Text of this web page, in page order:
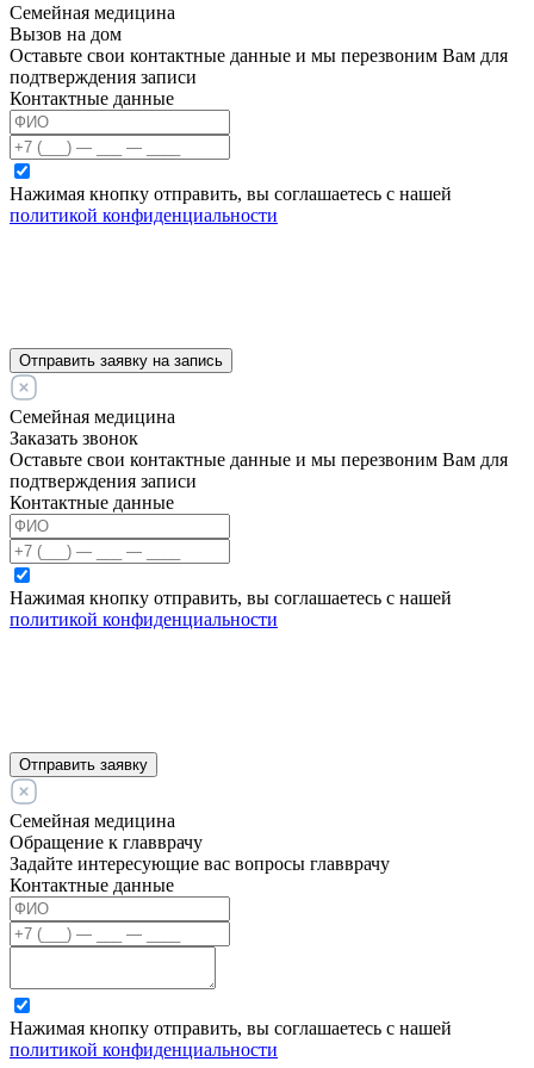
Семейная медицина
Вызов на дом
Оставьте свои контактные данные и мы перезвоним Вам для
подтверждения записи
Контактные данные
Нажимая кнопку отправить, вы соглашаетесь с нашей
политикой конфиденциальности
Отправить заявку на запись
Семейная медицина
Заказать звонок
Оставьте свои контактные данные и мы перезвоним Вам для
подтверждения записи
Контактные данные
Нажимая кнопку отправить, вы соглашаетесь с нашей
политикой конфиденциальности
Отправить заявку
Семейная медицина
Обращение к главврачу
Задайте интересующие вас вопросы главврачу
Контактные данные
Нажимая кнопку отправить, вы соглашаетесь с нашей
политикой конфиденциальности